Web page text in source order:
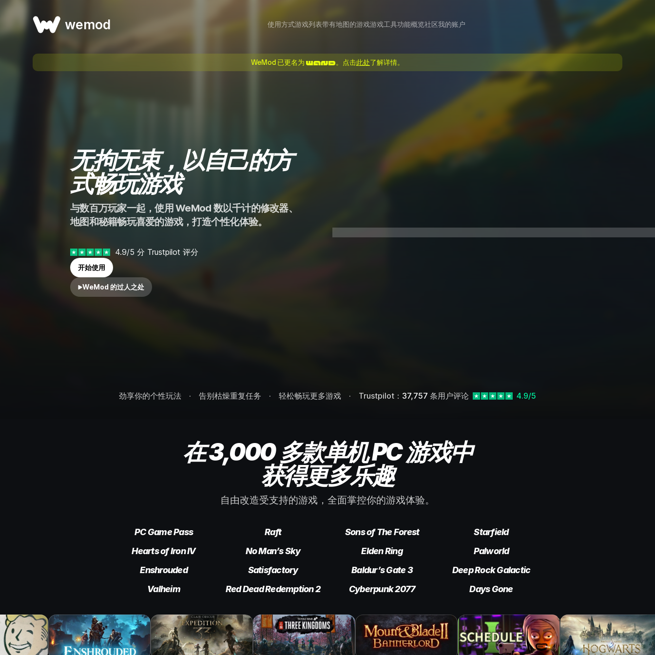
wemod 使用方式游戏列表带有地图的游戏游戏工具功能概览社区我的账户
WeMod 已更名为 。点击此处了解详情。
无拘无束，以自己的方
式畅玩游戏
与数百万玩家一起，使用 WeMod 数以千计的修改器、
地图和秘籍畅玩喜爱的游戏，打造个性化体验。
4.9/5 分 Trustpilot 评分
开始使用
WeMod 的过人之处
劲享你的个性玩法 告别枯燥重复任务 轻松畅玩更多游戏 Trustpilot： 37,757 条用户评论 4.9/5
在 3,000 多款单机 PC 游戏中
获得更多乐趣
自由改造受支持的游戏，全面掌控你的游戏体验。
PC Game Pass Raft Sons of The Forest
Starfield
Hearts of Iron IV
No Man’s Sky Elden Ring
Palworld
Enshrouded
Satisfactory Baldur’s Gate 3
Deep Rock Galactic
Valheim
Red Dead Redemption 2 Cyberpunk 2077 Days Gone